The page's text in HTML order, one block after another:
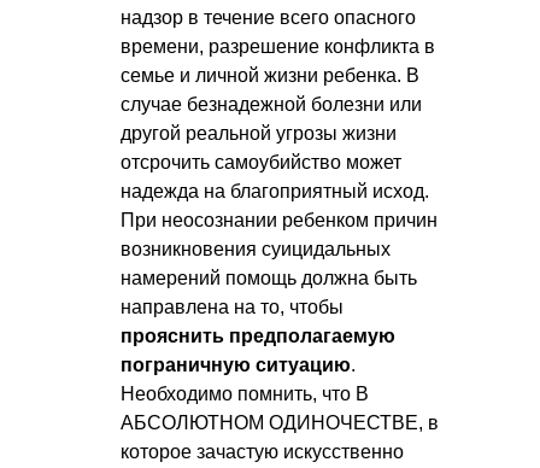
надзор в течение всего опасного
времени, разрешение конфликта в
семье и личной жизни ребенка. В
случае безнадежной болезни или
другой реальной угрозы жизни
отсрочить самоубийство может
надежда на благоприятный исход.
При неосознании ребенком причин
возникновения суицидальных
намерений помощь должна быть
направлена на то, чтобы
прояснить предполагаемую
пограничную ситуацию.
Необходимо помнить, что В
АБСОЛЮТНОМ ОДИНОЧЕСТВЕ, в
которое зачастую искусственно